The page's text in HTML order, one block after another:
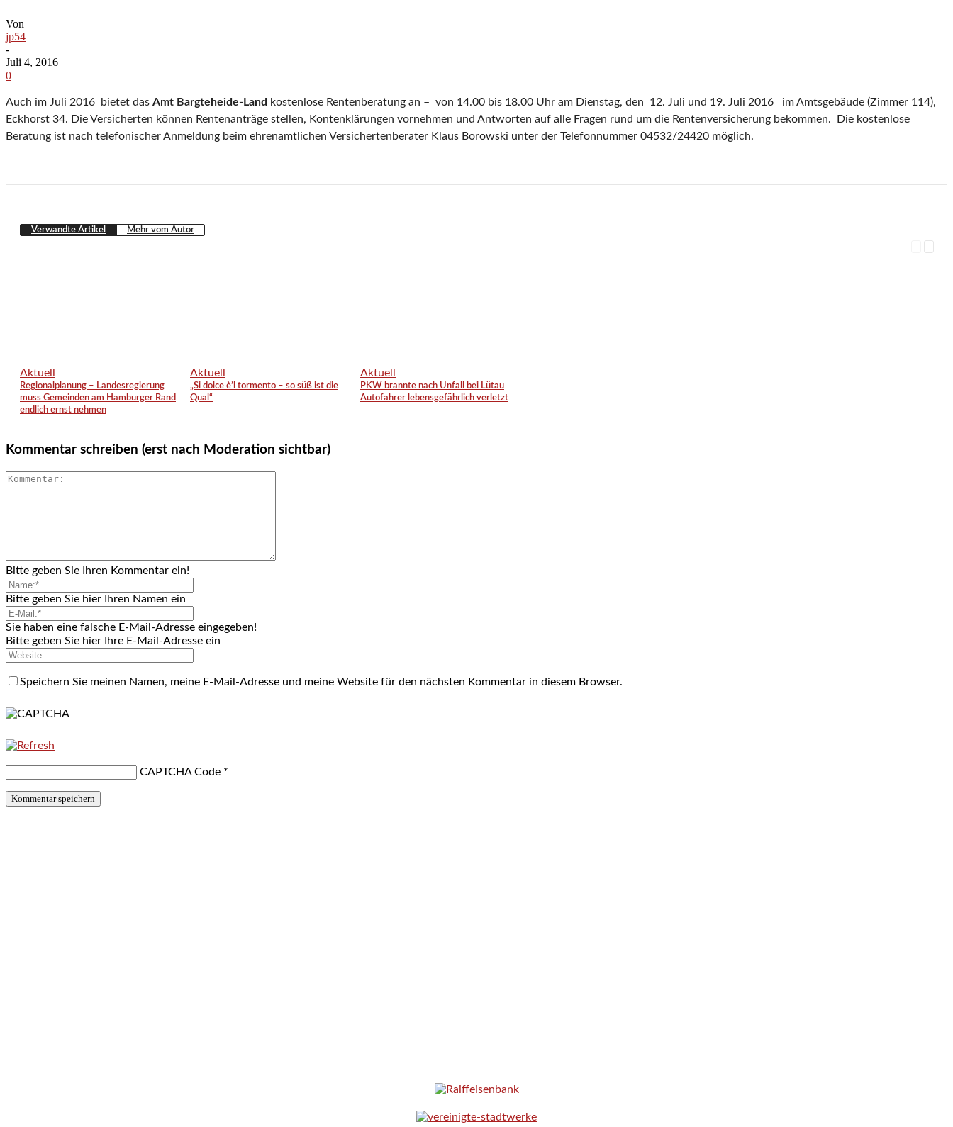
Von
jp54
-
Juli 4, 2016
0
Auch im Juli 2016 bietet das Amt Bargteheide-Land kostenlose Rentenberatung an – von 14.00 bis 18.00 Uhr am Dienstag, den 12. Juli und 19. Juli 2016 im Amtsgebäude (Zimmer 114),
Eckhorst 34. Die Versicherten können Rentenanträge stellen, Kontenklärungen vornehmen und Antworten auf alle Fragen rund um die Rentenversicherung bekommen. Die kostenlose
Beratung ist nach telefonischer Anmeldung beim ehrenamtlichen Versichertenberater Klaus Borowski unter der Telefonnummer 04532/24420 möglich.
Verwandte Artikel Mehr vom Autor
Aktuell
Regionalplanung – Landesregierung
muss Gemeinden am Hamburger Rand
endlich ernst nehmen
Aktuell
„Si dolce è’l tormento – so süß ist die
Qual“
Aktuell
PKW brannte nach Unfall bei Lütau
Autofahrer lebensgefährlich verletzt
Kommentar schreiben (erst nach Moderation sichtbar)
Bitte geben Sie Ihren Kommentar ein!
Bitte geben Sie hier Ihren Namen ein
Sie haben eine falsche E-Mail-Adresse eingegeben!
Bitte geben Sie hier Ihre E-Mail-Adresse ein
Speichern Sie meinen Namen, meine E-Mail-Adresse und meine Website für den nächsten Kommentar in diesem Browser.
CAPTCHA Code *